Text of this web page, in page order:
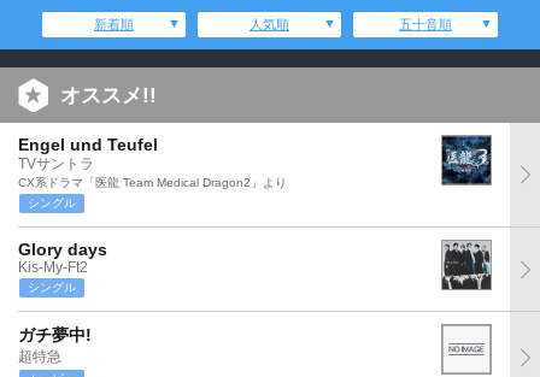
新着順 人気順 五十音順
オススメ!!
Engel und Teufel
TVサントラ
CX系ドラマ「医龍 Team Medical Dragon2」より
シングル
Glory days
Kis-My-Ft2
シングル
ガチ夢中!
超特急